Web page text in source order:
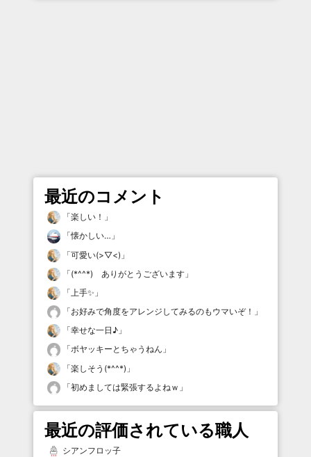
最近のコメント
「楽しい！ 」
「懐かしい… 」
「可愛い(>▽<) 」
「(*^^*) ありがとうございます 」
「 上手✨ 」
「お好みで角度をアレンジしてみるのもウマいぞ！ 」
「幸せな一日♪ 」
「ボヤッキーとちゃうねん 」
「楽しそう(*^^*) 」
「初めましては緊張するよねｗ 」
最近の評価されている職人
シアンフロッ子